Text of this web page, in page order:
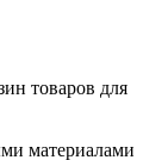
товаров для
материалами